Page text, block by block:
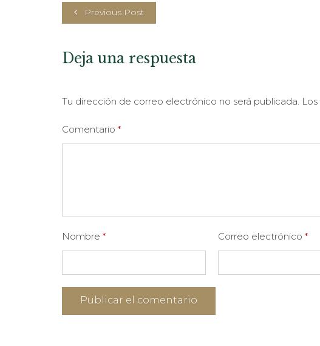
Previous Post
Deja una respuesta
Tu dirección de correo electrónico no será publicada.
Comentario *
Nombre * Correo electrónico *